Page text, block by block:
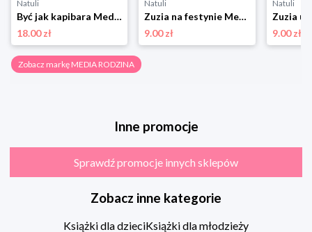
Natuli
Być jak kapibara Media rodzina
18.00 zł
Natuli
Zuzia na festynie Media rodzina
9.00 zł
Natuli
9.00 zł
Zobacz markę MEDIA RODZINA
Inne promocje
Sprawdź promocje innych sklepów
Zobacz inne kategorie
Książki dla dzieciKsiążki dla młodzieży